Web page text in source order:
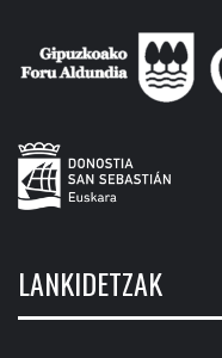
LANKIDETZAK